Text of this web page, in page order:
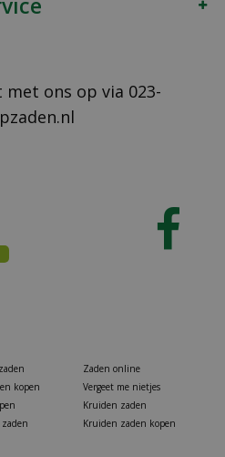
met ons op via 023-
kopen
Zaden online
Vergeet me nietjes
Kruiden zaden
Kruiden zaden kopen